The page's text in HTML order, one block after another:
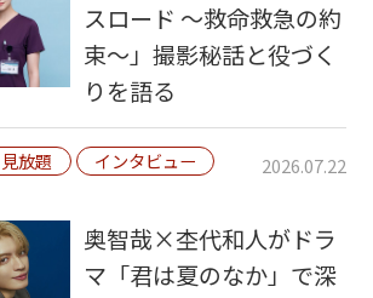
スロード ～救命救急の約
束～」撮影秘話と役づく
りを語る
見放題
インタビュー
2026.07.22
奥智哉×杢代和人がドラ
マ「君は夏のなか」で深